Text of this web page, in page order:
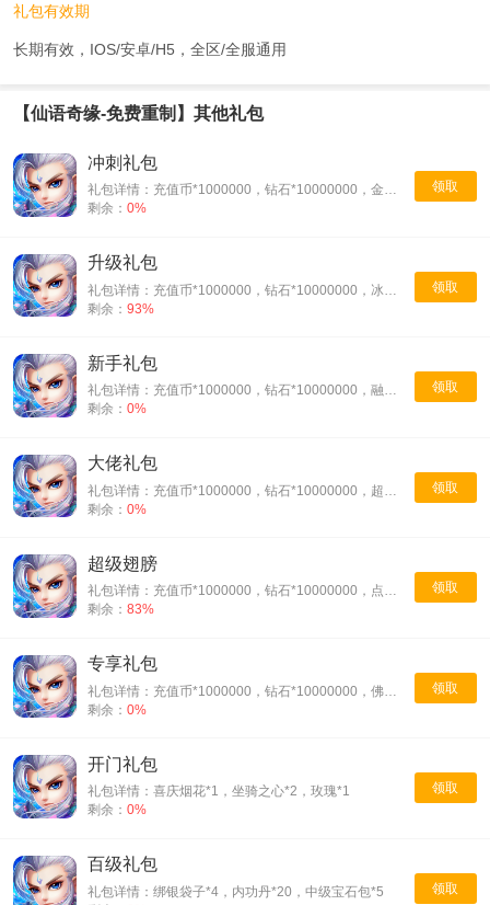
礼包有效期
长期有效，IOS/安卓/H5，全区/全服通用
【仙语奇缘-免费重制】其他礼包
领取
冲刺礼包
礼包详情：充值币*1000000，钻石*10000000，金钥匙*1000
剩余： 0%
领取
升级礼包
剩余： 93%
领取
新手礼包
礼包详情：充值币*1000000，钻石*10000000，融合神符*1
剩余： 0%
领取
大佬礼包
剩余： 0%
领取
超级翅膀
礼包详情：充值币*1000000，钻石*10000000，点金石*1
剩余： 83%
领取
专享礼包
礼包详情：充值币*1000000，钻石*10000000，佛陀金丹*10000
剩余： 0%
领取
开门礼包
礼包详情：喜庆烟花*1，坐骑之心*2，玫瑰*1
剩余： 0%
领取
百级礼包
礼包详情：绑银袋子*4，内功丹*20，中级宝石包*5